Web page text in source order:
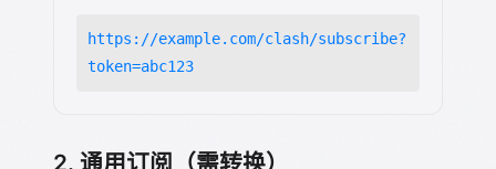
https://example.com/clash/subscribe?
token=abc123
2. 通用订阅（需转换）